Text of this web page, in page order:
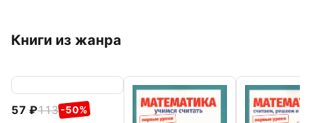
Книги из жанра
57 113 -50%